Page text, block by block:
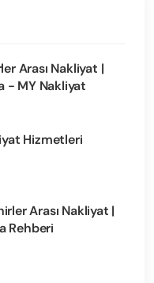
Arası Nakliyat |
- MY Nakliyat
Hizmetleri
Arası Nakliyat |
Rehberi